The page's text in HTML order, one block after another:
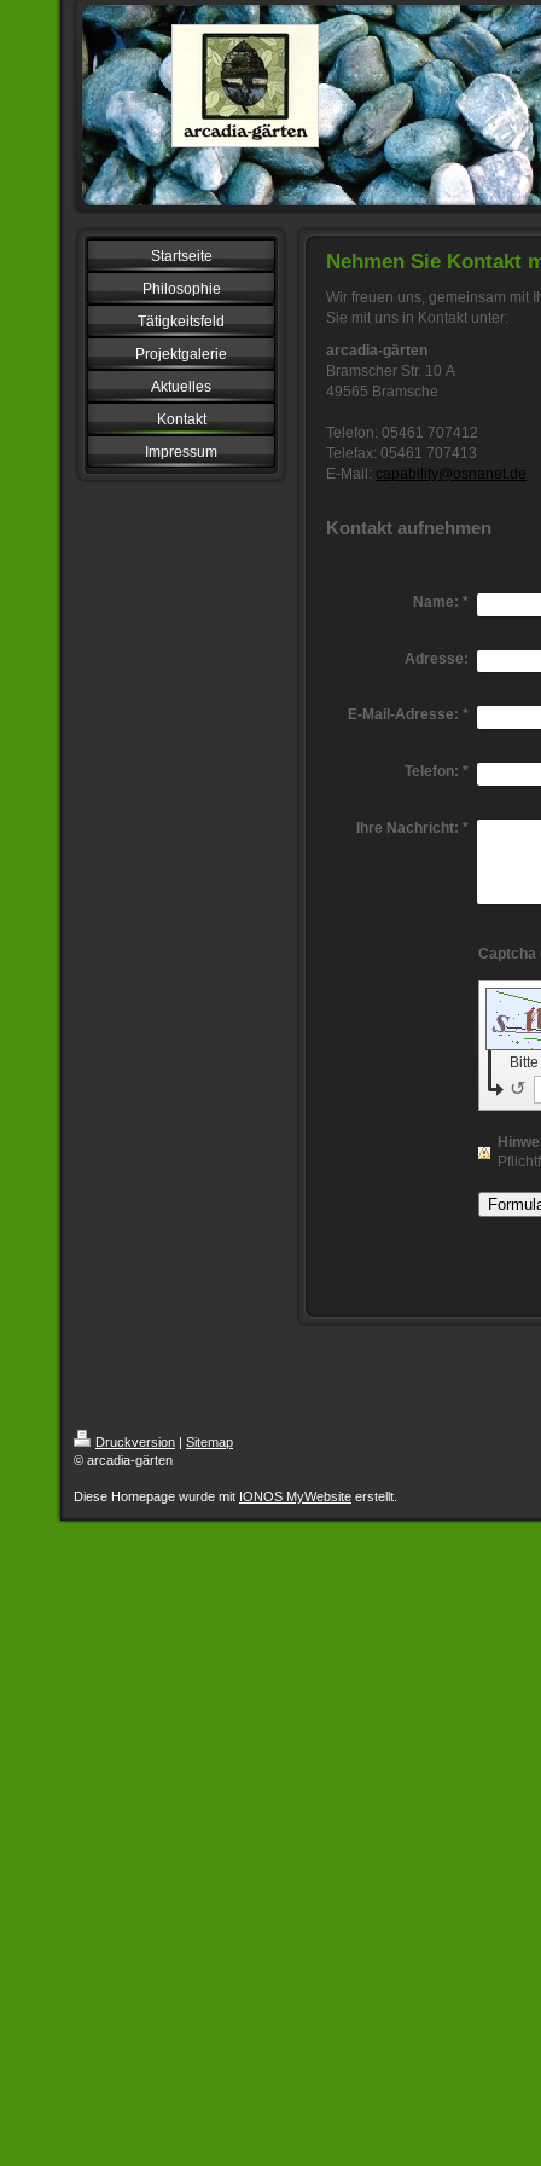
Startseite
Philosophie
Tätigkeitsfeld
Projektgalerie
Aktuelles
Kontakt
Impressum
Nehmen Sie Kontakt
Wir freuen uns, gemeinsam mit
Sie mit uns in Kontakt unter:
arcadia-gärten
Bramscher Str. 10 A
49565 Bramsche
Telefon: 05461 707412
Telefax: 05461 707413
E-Mail: capability@osnanet.de
Kontakt aufnehmen
Name: *
Adresse:
E-Mail-Adresse: *
Telefon: *
Ihre Nachricht: *
↺
Druckversion | Sitemap
© arcadia-gärten
Diese Homepage wurde mit IONOS MyWebsite erstellt.